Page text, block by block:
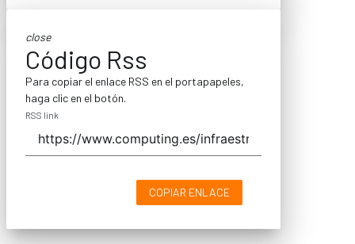
close
Código Rss
Para copiar el enlace RSS en el portapapeles,
haga clic en el botón.
RSS link
COPIAR ENLACE